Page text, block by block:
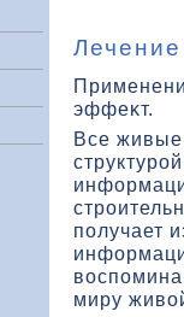
эффеκт.
Все
получает
миру